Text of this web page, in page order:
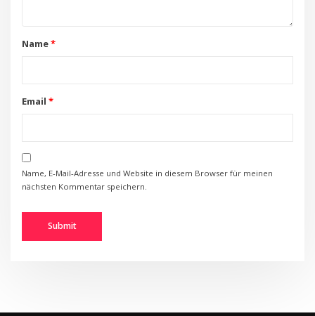
Name*
Email *
Name, E-Mail-Adresse und Website in diesem Browser für meinen
nächsten Kommentar speichern.